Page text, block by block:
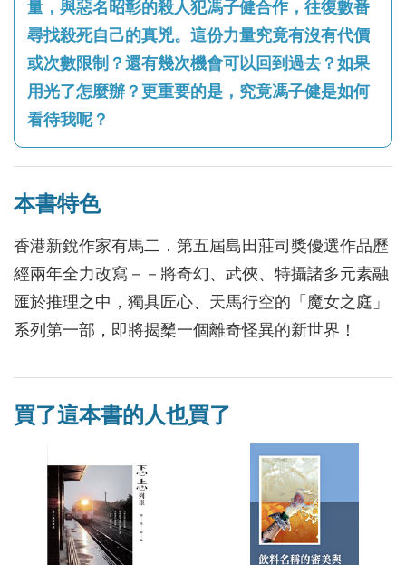
量，與惡名昭彰的殺人犯馮子健合作，往復數番
尋找殺死自己的真兇。這份力量究竟有沒有代價
或次數限制？還有幾次機會可以回到過去？如果
用光了怎麼辦？更重要的是，究竟馮子健是如何
看待我呢？
本書特色
香港新銳作家有馬二．第五屆島田莊司獎優選作品歷
經兩年全力改寫－－將奇幻、武俠、特攝諸多元素融
匯於推理之中，獨具匠心、天馬行空的「魔女之庭」
系列第一部，即將揭櫫一個離奇怪異的新世界！
買了這本書的人也買了